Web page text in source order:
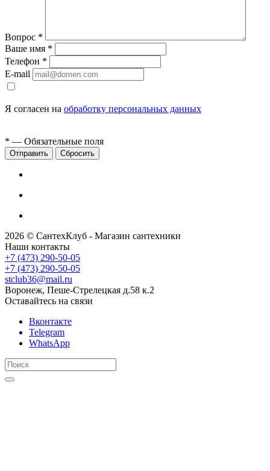
Вопрос *
Ваше имя *
Телефон *
E-mail
Я согласен на обработку персональных данных
* — Обязательные поля
Сбросить
2026 © СантехКлуб - Магазин сантехники
Наши контакты
+7 (473) 290-50-05
+7 (473) 290-50-05
stclub36@mail.ru
Воронеж, Пеше-Стрелецкая д.58 к.2
Оставайтесь на связи
Вконтакте
Telegram
WhatsApp